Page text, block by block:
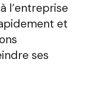
l’entreprise
et
ses